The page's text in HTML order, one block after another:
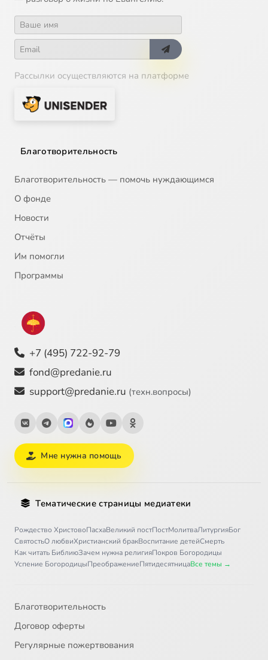
Рассылки осуществляются на платформе
Благотворительность
Благотворительность — помочь нуждающимся
О фонде
Новости
Отчёты
Им помогли
Программы
+7 (495) 722-92-79
fond@predanie.ru
support@predanie.ru (техн.вопросы)
Мне нужна помощь
Тематические страницы медиатеки
Рождество ХристовоПасхаВеликий постПостМолитваЛитургияБог
СвятостьО любвиХристианский бракВоспитание детейСмерть
Как читать БиблиюЗачем нужна религияПокров Богородицы
Успение БогородицыПреображениеПятидесятницаВсе темы →
Благотворительность
Договор оферты
Регулярные пожертвования